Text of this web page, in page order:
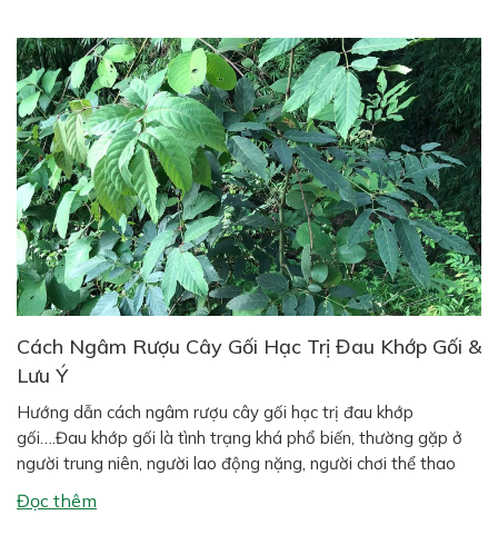
Cách Ngâm Rượu Cây Gối Hạc Trị Đau Khớp Gối &
Lưu Ý
Hướng dẫn cách ngâm rượu cây gối hạc trị đau khớp
gối….Đau khớp gối là tình trạng khá phổ biến, thường gặp ở
người trung niên, người lao động nặng, người chơi thể thao
hoặc người có tiền sử thoái hóa xương khớp. Bên cạnh các
phương pháp hiện đại, nhiều người vẫn tin dùng […]
Đọc thêm